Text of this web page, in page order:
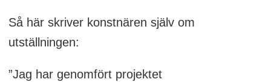
Så här skriver konstnären själv om
utställningen:
”Jag har genomfört projektet